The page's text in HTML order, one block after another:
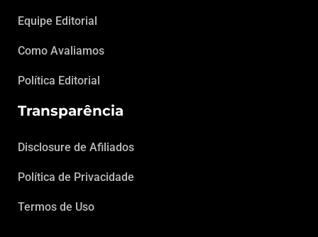
Equipe Editorial
Como Avaliamos
Política Editorial
Transparência
Disclosure de Afiliados
Política de Privacidade
Termos de Uso